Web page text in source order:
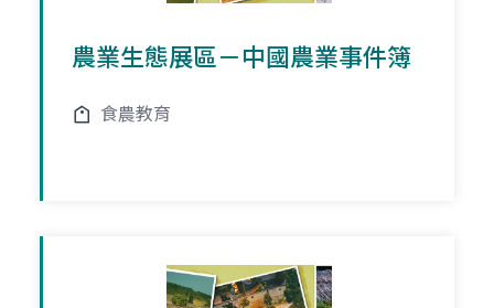
農業生態展區－中國農業事件簿
食農教育